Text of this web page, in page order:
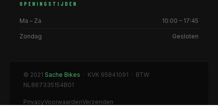
OPENINGSTIJDEN
Ma – Za 10:00 – 17:45
Zondag Gesloten
© 2021 Sache Bikes · KVK 95841091 · BTW
NL867335154B01
PrivacyVoorwaardenVerzenden